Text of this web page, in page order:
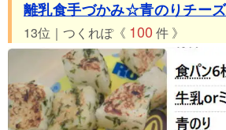
離乳食手づかみ☆青のりチー
13位｜つくれぽ《 100 件 》